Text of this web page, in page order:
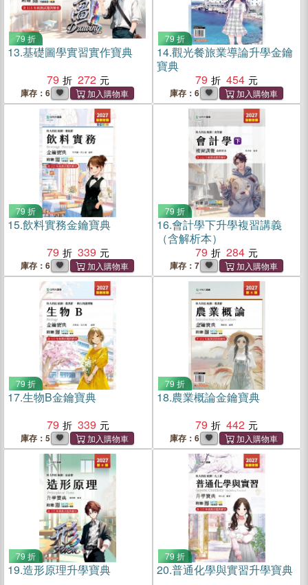
79 折
13.基礎圖學實習實作寶典
79
272
庫存：6
79 折
14.觀光餐旅業導論升學金鑰
寶典
79
454
庫存：6
79 折
15.飲料實務金鑰寶典
79
339
庫存：6
79 折
16.會計學下升學複習講義
（含解析本）
79
284
庫存：7
79 折
17.生物B金鑰寶典
79
339
庫存：5
79 折
18.農業概論金鑰寶典
79
442
庫存：6
79 折
19.造形原理升學寶典
79 折
20.普通化學與實習升學寶典